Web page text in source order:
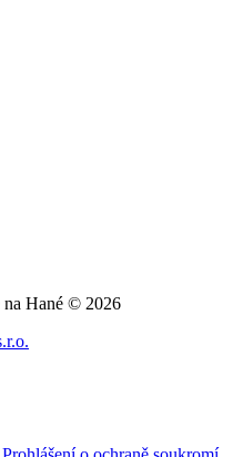
na Hané © 2026